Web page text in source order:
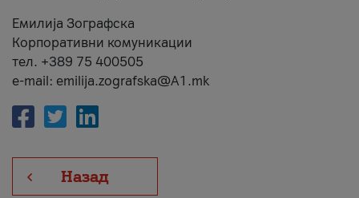
Емилија Зографска
Корпоративни комуникации
тел. +389 75 400505
e-mail: emilija.zografska@A1.mk
Назад